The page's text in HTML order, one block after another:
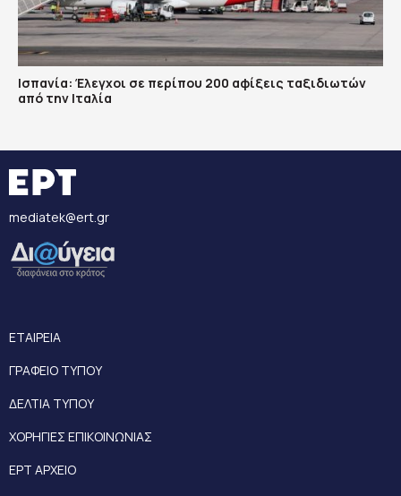
Ισπανία: Έλεγχοι σε περίπου 200 αφίξεις ταξιδιωτών
από την Ιταλία
mediatek@ert.gr
ΕΤΑΙΡΕΙΑ
ΓΡΑΦΕΙΟ ΤΥΠΟΥ
ΔΕΛΤΙΑ ΤΥΠΟΥ
ΧΟΡΗΓΙΕΣ ΕΠΙΚΟΙΝΩΝΙΑΣ
ΕΡΤ ΑΡΧΕΙΟ